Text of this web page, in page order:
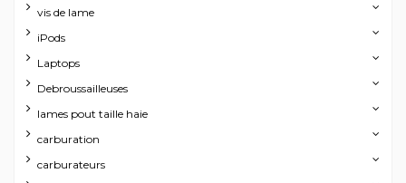
vis de lame
iPods
Laptops
Debroussailleuses
lames pout taille haie
carburation
carburateurs